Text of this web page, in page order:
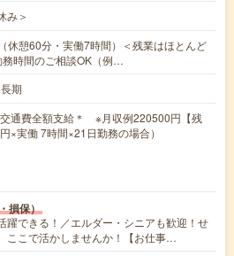
み＞
休憩60分・実働7時間）＜残業はほとんど
務時間のご相談OK（例…
期
通費全額支給＊ ※月収例220500円【残
×実働 7時間×21日勤務の場合）
損保）
躍できる！／エルダー・シニアも歓迎！せ
ここで活かしませんか！【お仕事…